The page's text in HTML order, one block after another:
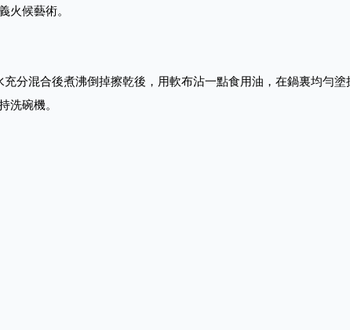
火候藝術。
分混合後煮沸倒掉擦乾後，用軟布沾一點食用油，在鍋裏均勻
洗碗機。